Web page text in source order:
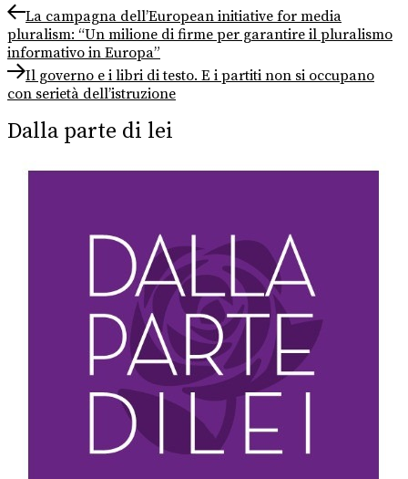
Navigazione
articoli
Previous
post:
La campagna dell’European initiative for media
pluralism: “Un milione di firme per garantire il pluralismo
informativo in Europa”
Next
post:
Il governo e i libri di testo. E i partiti non si occupano
con serietà dell’istruzione
Dalla parte di lei